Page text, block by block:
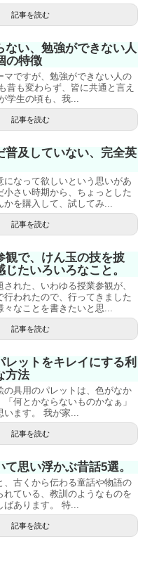
記事を読む
ない、勉強ができない人
の特徴
マですが、勉強ができない人の
昔も変わらず、皆に共通と言え
学生の頃も、我...
記事を読む
普及していない、完全英
になって欲しいという思いがあ
小さい時期から、ちょっとした
かを購入して、試してみ...
記事を読む
観で、けん玉の技を披
たいろいろなこと。
れた、いわゆる授業参観が、
行われたので、行ってきました
々なことを書きたいと思...
記事を読む
レットをキレイにする利
方法
の具用のパレットは、色がなか
何とかならないものかなぁ」
います。 我が家...
記事を読む
思い浮かぶ昔話5選。
、古くから伝わる童話や物語の
れている、教訓のようなものを
ばあります。 特...
記事を読む